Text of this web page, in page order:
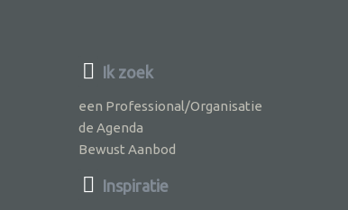
Ik zoek
een Professional/Organisatie
de Agenda
Bewust Aanbod
Inspiratie